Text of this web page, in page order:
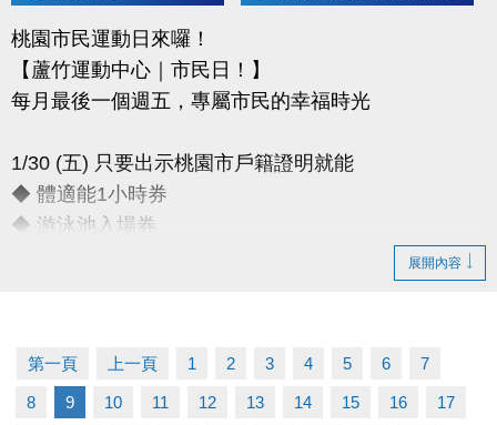
桃園市民運動日來囉！
【蘆竹運動中心｜市民日！】
每月最後一個週五，專屬市民的幸福時光
1/30 (五) 只要出示桃園市戶籍證明就能
◆ 體適能1小時券
◆ 游泳池入場券
連絡資訊
-洽詢專線：03-2639066 #111
展開內容
第一頁 上一頁 1 2 3 4 5 6 7
8 9 10 11 12 13 14 15 16 17